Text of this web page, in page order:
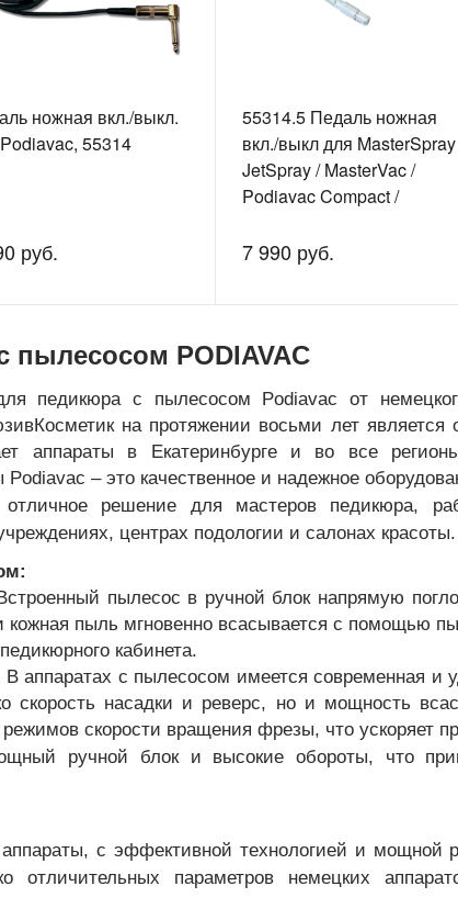
ножная вкл./выкл.
55314
руб.
55314.5 Педаль ножная
вкл./выкл для
JetSpray / MasterVac /
Podiavac Compact /
MasterCombi / FlayBox /
7 990 руб.
PODIAVAC
педикюра с пылесосом Podiavac от
на протяжении восьми лет
аппараты в Екатеринбурге и во все
– это качественное и надежное
решение для мастеров педикюра,
центрах подологии и салонах красоты.
пылесос в ручной блок напрямую
пыль мгновенно всасывается с помощью
кабинета.
аппаратах с пылесосом имеется современная и
скорость насадки и реверс, но и мощность
скорости вращения фрезы, что ускоряет
ручной блок и высокие обороты, что
с эффективной технологией и мощной
параметров немецких